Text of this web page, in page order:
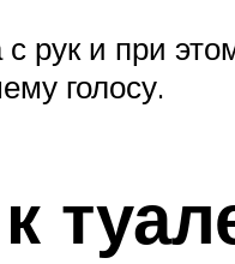
рук и при
голосу.